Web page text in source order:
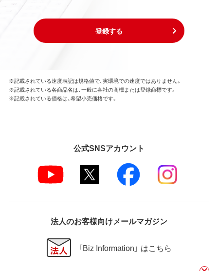
登録する
※記載されている速度表記は規格値で、実環境での速度ではありません。
※記載されている各商品名は、一般に各社の商標または登録商標です。
※記載されている価格は、希望小売価格です。
公式SNSアカウント
法人のお客様向けメールマガジン
「Biz Information」 はこちら